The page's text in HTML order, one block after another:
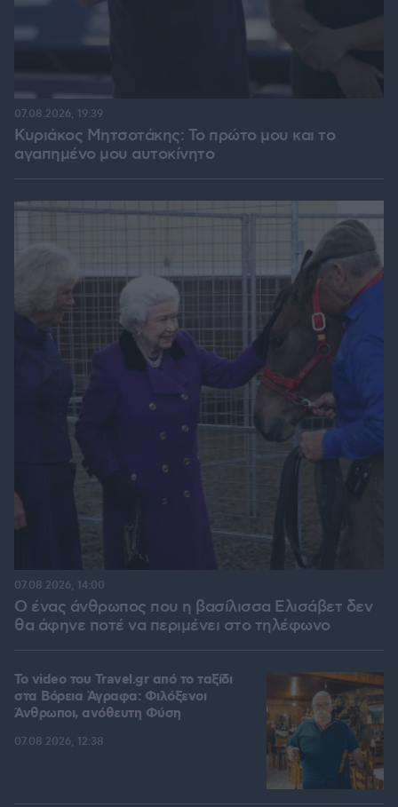
Κυριάκος Μητσοτάκης: Το πρώτο μου και το
αγαπημένο μου αυτοκίνητο
07.08.2026, 19:39
Ο ένας άνθρωπος που η βασίλισσα Ελισάβετ δεν
θα άφηνε ποτέ να περιμένει στο τηλέφωνο
07.08.2026, 14:00
To video του Travel.gr από το ταξίδι
στα Βόρεια Άγραφα: Φιλόξενοι
Άνθρωποι, ανόθευτη Φύση
07.08.2026, 12:38